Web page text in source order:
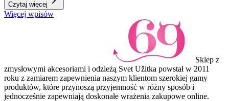
Czytaj więcej
Więcej wpisów
Sklep z
zmysłowymi akcesoriami i odzieżą Svet Užitka powstał w 2011
roku z zamiarem zapewnienia naszym klientom szerokiej gamy
produktów, które przynoszą przyjemność w różny sposób i
jednocześnie zapewniają doskonałe wrażenia zakupowe online.